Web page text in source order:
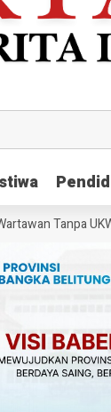
Tanpa UKW Bisa